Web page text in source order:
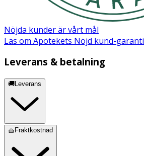
Nöjda kunder är vårt mål
Läs om Apotekets Nöjd kund-garanti
Leverans & betalning
🚚Leverans
🧺Fraktkostnad